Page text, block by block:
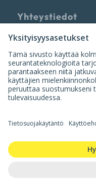
Yhteystiedot
Palvelun tarjoaa
Nuumi Oy
info@nuumi.fi
P. 010 200 2250 (ark. 10-
Y-tunnus: 3420554-9